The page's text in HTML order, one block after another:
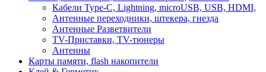
Кабели Type-C, Lightning, microUSB, USB, HDMI,
Антенные переходники, штекера, гнезда
Антенные Разветвители
TV-Приставки, TV-тюнеры
Антенны
Карты памяти, flash накопители